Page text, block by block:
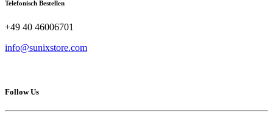
Telefonisch Bestellen
+49 40 46006701
info@sunixstore.com
Follow Us